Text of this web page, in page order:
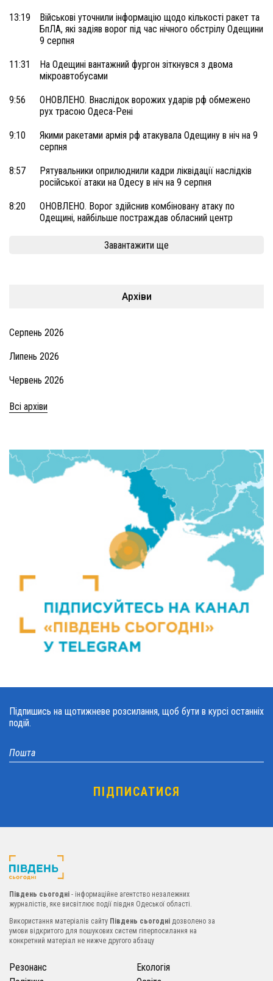
13:19
Військові уточнили інформацію щодо кількості ракет та
БпЛА, які задіяв ворог під час нічного обстрілу Одещини
9 серпня
11:31
На Одещині вантажний фургон зіткнувся з двома
мікроавтобусами
9:56
ОНОВЛЕНО. Внаслідок ворожих ударів рф обмежено
рух трасою Одеса-Рені
9:10
Якими ракетами армія рф атакувала Одещину в ніч на 9
серпня
8:57
Рятувальники оприлюднили кадри ліквідації наслідків
російської атаки на Одесу в ніч на 9 серпня
8:20
ОНОВЛЕНО. Ворог здійснив комбіновану атаку по
Одещині, найбільше постраждав обласний центр
Завантажити ще
Архіви
Серпень 2026
Липень 2026
Червень 2026
Всі архіви
Підпишись на щотижневе розсилання, щоб бути в курсі останніх
подій.
Південь сьогодні - інформаційне агентство незалежних
журналістів, яке висвітлює події півдня Одеської області.
Використання матеріалів сайту Південь сьогодні дозволено за
умови відкритого для пошукових систем гіперпосилання на
конкретний матеріал не нижче другого абзацу
Резонанс
Екологія